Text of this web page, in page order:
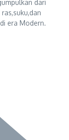
dari
era Modern.